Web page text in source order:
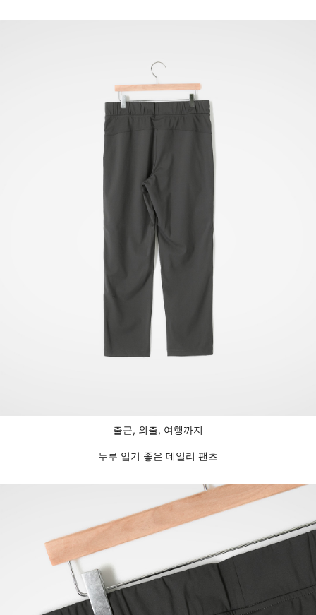
출근, 외출, 여행까지
두루 입기 좋은 데일리 팬츠